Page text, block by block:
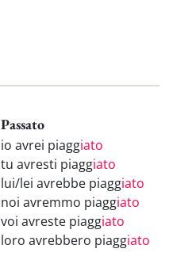
Passato
io avrei piaggiato
tu avresti piaggiato
lui/lei avrebbe piaggiato
noi avremmo piaggiato
voi avreste piaggiato
loro avrebbero piaggiato